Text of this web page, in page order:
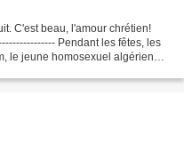
C'est beau, l'amour chrétien!
Pendant les fêtes, les
le jeune homosexuel algérien